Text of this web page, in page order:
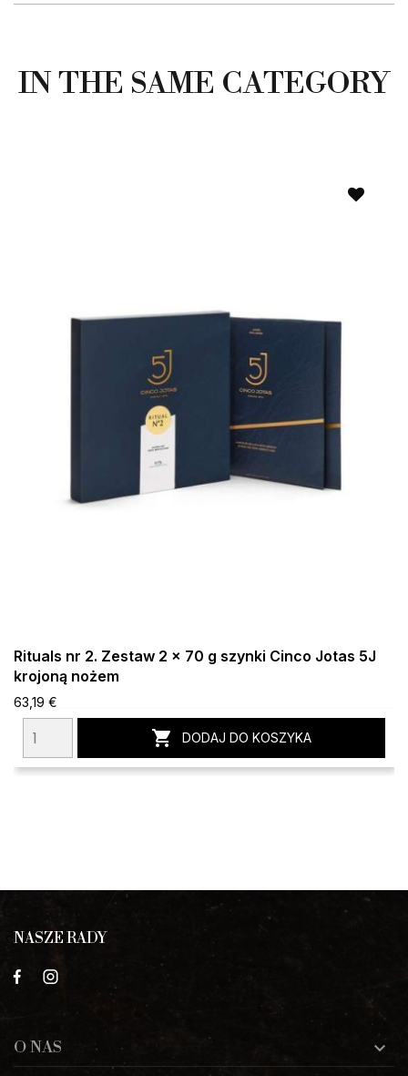
IN THE SAME CATEGORY
Rituals nr 2. Zestaw 2 x 70 g szynki Cinco Jotas 5J
krojoną nożem
63,19 €
 DODAJ DO KOSZYKA
NASZE RADY
O NAS 